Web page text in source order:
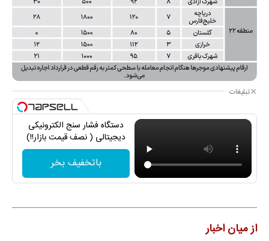
تبلیغات
دستگاه فشار سنج الکترونیکی
دیجیتالی ( نصف قیمت بازار!!)
باتخفیف بخر
از میان اخبار